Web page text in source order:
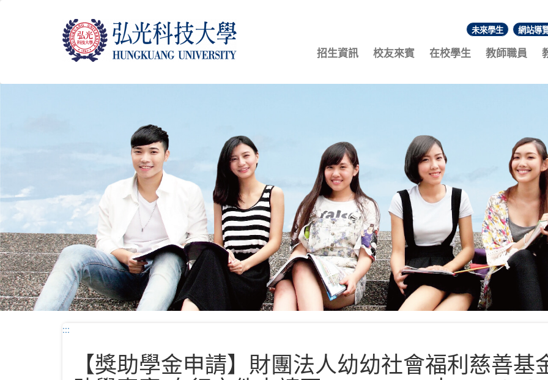
內
:::
未來學生 網站導
招生資訊 校友來賓 在校學生 教師職員
:::
【獎助學金申請】財團法人幼幼社會福利慈善